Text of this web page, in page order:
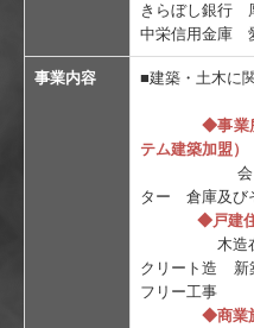
きらぼし銀行
中栄信用金庫
事業内容 ■建築・土木に
◆事業
テム建築加盟）
会社事
ター 倉庫及び
◆戸建
木造在来工
クリート造 新
フリー工事
◆商業施